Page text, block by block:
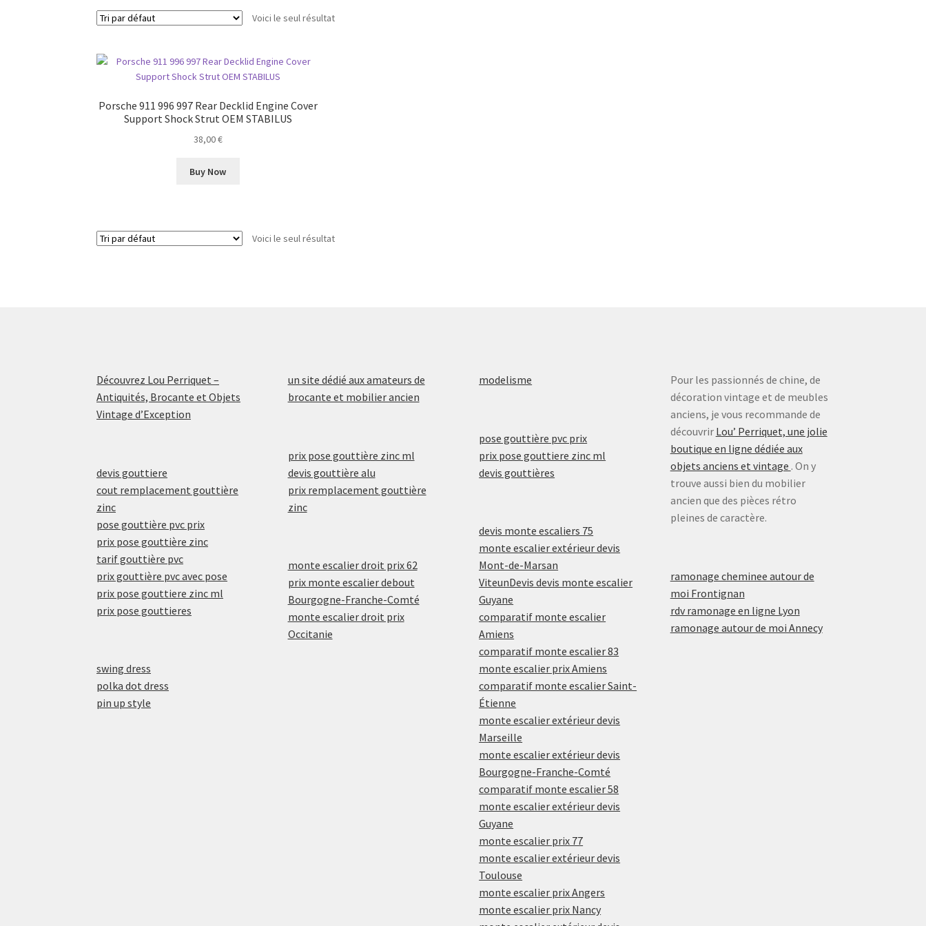
Voici le seul résultat
Porsche 911 996 997 Rear Decklid Engine Cover
Support Shock Strut OEM STABILUS
38,00€
Buy Now
Voici le seul résultat
Découvrez Lou Perriquet –
Antiquités, Brocante et Objets
Vintage d’Exception
devis gouttiere
cout remplacement gouttière
zinc
pose gouttière pvc prix
prix pose gouttière zinc
tarif gouttière pvc
prix gouttière pvc avec pose
prix pose gouttiere zinc ml
prix pose gouttieres
swing dress
polka dot dress
pin up style
un site dédié aux amateurs de
brocante et mobilier ancien
prix pose gouttière zinc ml
devis gouttière alu
prix remplacement gouttière
zinc
monte escalier droit prix 62
prix monte escalier debout
Bourgogne-Franche-Comté
monte escalier droit prix
Occitanie
modelisme
pose gouttière pvc prix
prix pose gouttiere zinc ml
devis gouttières
devis monte escaliers 75
monte escalier extérieur devis
Mont-de-Marsan
ViteunDevis devis monte escalier
Guyane
comparatif monte escalier
Amiens
comparatif monte escalier 83
monte escalier prix Amiens
comparatif monte escalier Saint-
Étienne
monte escalier extérieur devis
Marseille
monte escalier extérieur devis
Bourgogne-Franche-Comté
comparatif monte escalier 58
monte escalier extérieur devis
Guyane
monte escalier prix 77
monte escalier extérieur devis
Toulouse
monte escalier prix Angers
monte escalier prix Nancy
Pour les passionnés de chine, de
décoration vintage et de meubles
anciens, je vous recommande de
découvrir Lou’ Perriquet, une jolie
boutique en ligne dédiée aux
objets anciens et vintage . On y
trouve aussi bien du mobilier
ancien que des pièces rétro
pleines de caractère.
ramonage cheminee autour de
moi Frontignan
rdv ramonage en ligne Lyon
ramonage autour de moi Annecy